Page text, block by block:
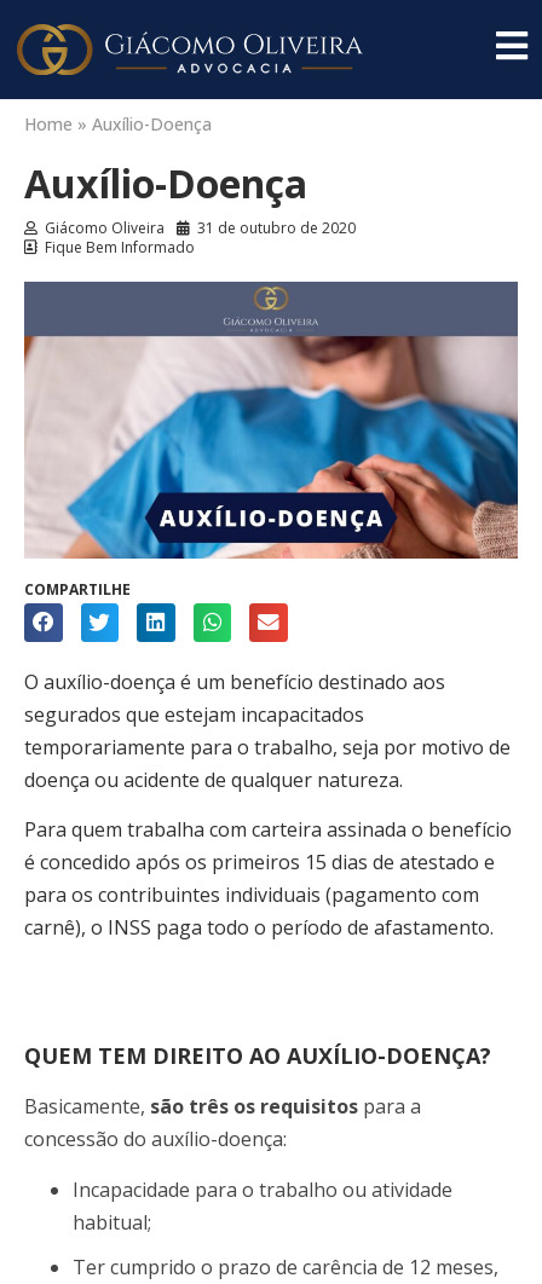
Home » Auxílio-Doença
Auxílio-Doença
Giácomo Oliveira
31 de outubro de 2020
Fique Bem Informado
COMPARTILHE
O auxílio-doença é um benefício destinado aos
segurados que estejam incapacitados
temporariamente para o trabalho, seja por motivo de
doença ou acidente de qualquer natureza.
Para quem trabalha com carteira assinada o benefício
é concedido após os primeiros 15 dias de atestado e
para os contribuintes individuais (pagamento com
carnê), o INSS paga todo o período de afastamento.
QUEM TEM DIREITO AO AUXÍLIO-DOENÇA?
Basicamente, são três os requisitos para a
concessão do auxílio-doença:
Incapacidade para o trabalho ou atividade
habitual;
Ter cumprido o prazo de carência de 12 meses,